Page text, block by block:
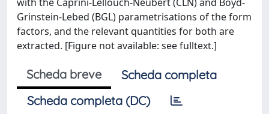
Grinstein-Lebed (BGL) parametrisations of the form
factors, and the relevant quantities for both are
extracted. [Figure not available: see fulltext.]
Scheda breve
Scheda completa
Scheda completa (DC)